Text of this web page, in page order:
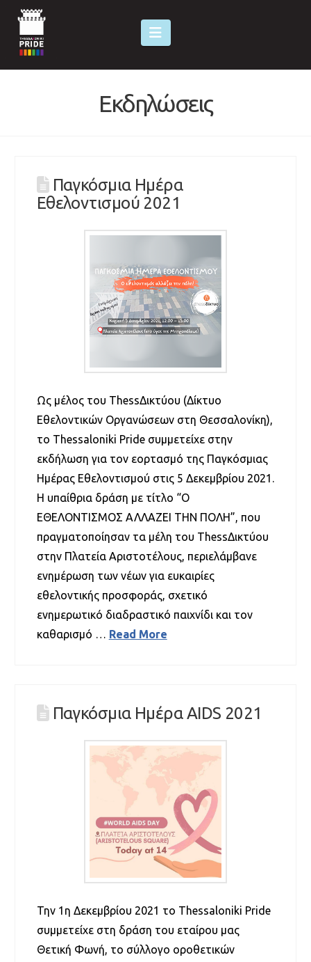
Navigation
Εκδηλώσεις
Παγκόσμια Ημέρα
Εθελοντισμού 2021
Ως μέλος του ThessΔικτύου (Δίκτυο
Εθελοντικών Οργανώσεων στη Θεσσαλονίκη),
το Thessaloniki Pride συμμετείχε στην
εκδήλωση για τον εορτασμό της Παγκόσμιας
Ημέρας Εθελοντισμού στις 5 Δεκεμβρίου 2021.
Η υπαίθρια δράση με τίτλο “Ο
ΕΘΕΛΟΝΤΙΣΜΟΣ ΑΛΛΑΖΕΙ ΤΗΝ ΠΟΛΗ”, που
πραγματοποίησαν τα μέλη του ThessΔικτύου
στην Πλατεία Αριστοτέλους, περιελάμβανε
ενημέρωση των νέων για ευκαιρίες
εθελοντικής προσφοράς, σχετικό
ενημερωτικό διαδραστικό παιχνίδι και τον
καθαρισμό … Read More
Παγκόσμια Ημέρα AIDS 2021
Την 1η Δεκεμβρίου 2021 το Thessaloniki Pride
συμμετείχε στη δράση του εταίρου μας
Θετική Φωνή, το σύλλογο οροθετικών